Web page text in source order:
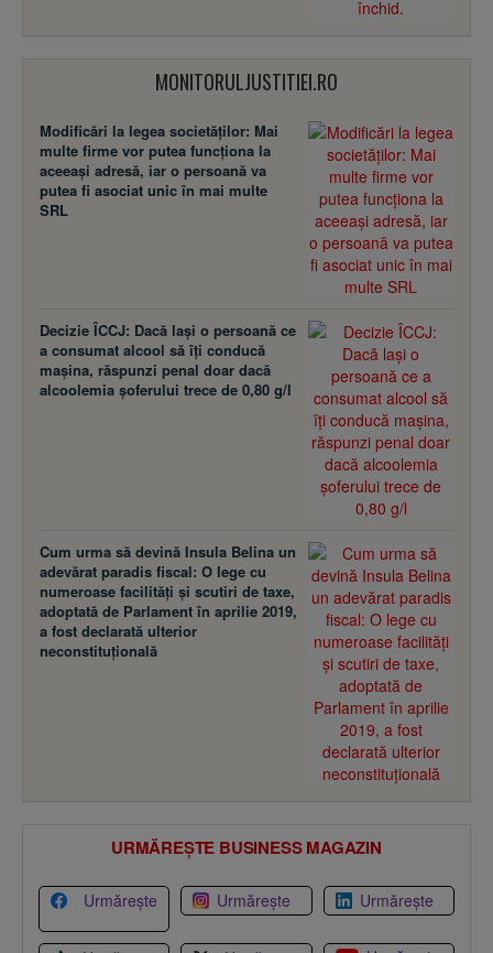
MONITORULJUSTITIEI.RO
Modificări la legea societăţilor: Mai
multe firme vor putea funcţiona la
aceeaşi adresă, iar o persoană va
putea fi asociat unic în mai multe
SRL
Decizie ÎCCJ: Dacă laşi o persoană ce
a consumat alcool să îţi conducă
maşina, răspunzi penal doar dacă
alcoolemia şoferului trece de 0,80 g/l
Cum urma să devină Insula Belina un
adevărat paradis fiscal: O lege cu
numeroase facilităţi şi scutiri de taxe,
adoptată de Parlament în aprilie 2019,
a fost declarată ulterior
neconstituţională
URMĂREȘTE BUSINESS MAGAZIN
Urmărește Urmărește Urmărește